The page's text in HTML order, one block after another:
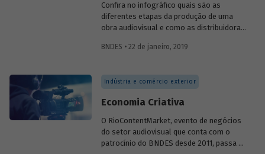
produtivo de animação, aumentando a
produtividade, dado que não é mais
necessário contornar e pintar
repetidamente todo quadro à mão, o que
Confira no infográfico quais são as
diferentes etapas da produção de uma
obra audiovisual e como as distribuidoras
BNDES • 22 de janeiro, 2019
Indústria e comércio exterior
Economia Criativa
O RioContentMarket, evento de negócios
do setor audiovisual que conta com o
patrocínio do BNDES desde 2011, passa a